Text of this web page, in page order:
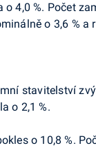
4,0 %. Počet
o 3,6 % a
stavitelství
o 2,1 %.
o 10,8 %.